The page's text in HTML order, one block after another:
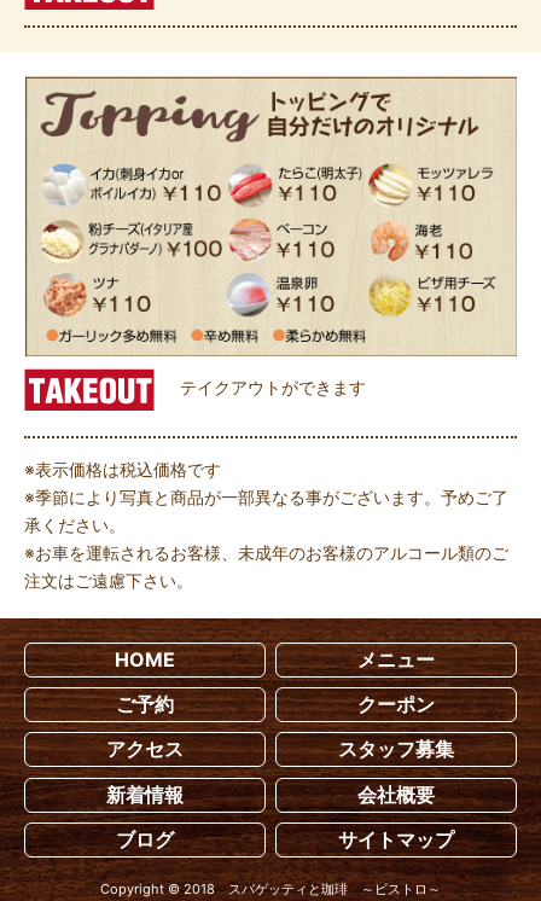
テイクアウトができます
※表示価格は税込価格です
※季節により写真と商品が一部異なる事がございます。予めご了
承ください。
※お車を運転されるお客様、未成年のお客様のアルコール類のご
注文はご遠慮下さい。
HOME
メニュー
ご予約
クーポン
アクセス
スタッフ募集
新着情報
会社概要
ブログ
サイトマップ
Copyright © 2018 スパゲッティと珈琲 ～ビストロ～